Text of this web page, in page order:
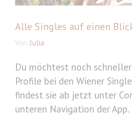
Alle Singles auf einen
Von Julia
Du möchtest noch
Profile bei den Wiener
findest sie ab jetzt unter
unteren Navigation der App.